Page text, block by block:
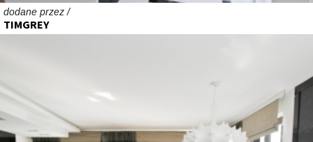
dodane przez /
TIMGREY